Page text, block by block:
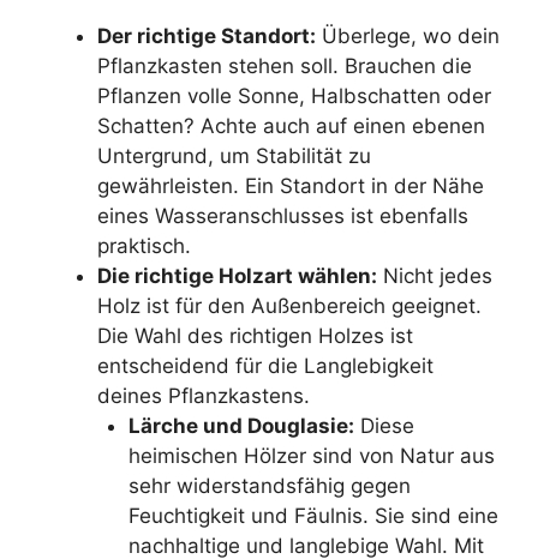
Der richtige Standort: Überlege, wo dein
Pflanzkasten stehen soll. Brauchen die
Pflanzen volle Sonne, Halbschatten oder
Schatten? Achte auch auf einen ebenen
Untergrund, um Stabilität zu
gewährleisten. Ein Standort in der Nähe
eines Wasseranschlusses ist ebenfalls
praktisch.
Die richtige Holzart wählen: Nicht jedes
Holz ist für den Außenbereich geeignet.
Die Wahl des richtigen Holzes ist
entscheidend für die Langlebigkeit
deines Pflanzkastens.
Lärche und Douglasie: Diese
heimischen Hölzer sind von Natur aus
sehr widerstandsfähig gegen
Feuchtigkeit und Fäulnis. Sie sind eine
nachhaltige und langlebige Wahl. Mit